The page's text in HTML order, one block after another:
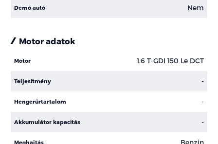
Demó autó Nem
Motor adatok
Motor 1.6 T-GDI 150 Le DCT
Teljesítmény -
Hengerűrtartalom -
Akkumulátor kapacitás -
Meghajtás